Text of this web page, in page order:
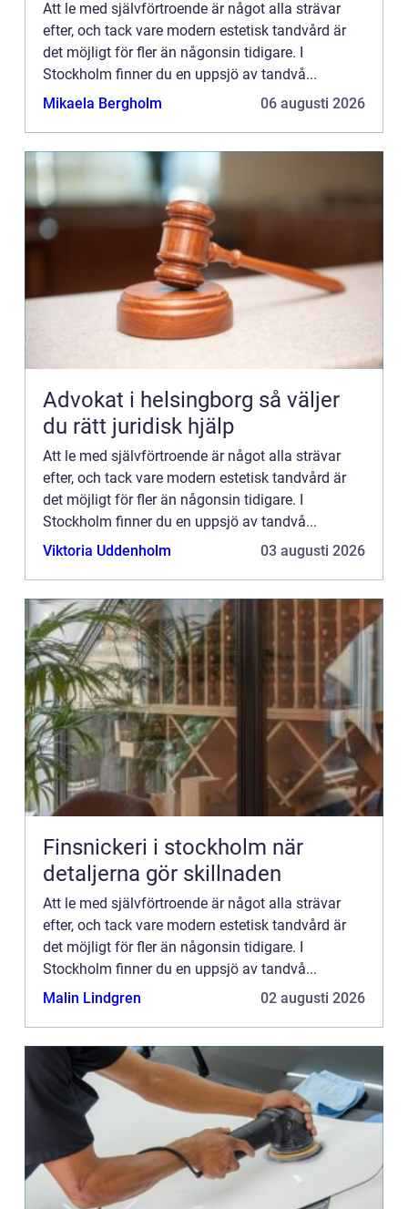
Att le med självförtroende är något alla strävar
efter, och tack vare modern estetisk tandvård är
det möjligt för fler än någonsin tidigare. I
Stockholm finner du en uppsjö av tandvå...
Mikaela Bergholm
06 augusti 2026
Advokat i helsingborg så väljer
du rätt juridisk hjälp
Att le med självförtroende är något alla strävar
efter, och tack vare modern estetisk tandvård är
det möjligt för fler än någonsin tidigare. I
Stockholm finner du en uppsjö av tandvå...
Viktoria Uddenholm
03 augusti 2026
Finsnickeri i stockholm när
detaljerna gör skillnaden
Att le med självförtroende är något alla strävar
efter, och tack vare modern estetisk tandvård är
det möjligt för fler än någonsin tidigare. I
Stockholm finner du en uppsjö av tandvå...
Malin Lindgren
02 augusti 2026